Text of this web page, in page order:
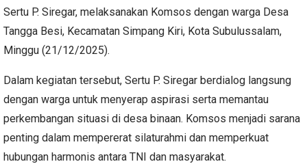
Sertu P. Siregar, melaksanakan Komsos dengan warga Desa
Tangga Besi, Kecamatan Simpang Kiri, Kota Subulussalam,
Minggu (21/12/2025).
Dalam kegiatan tersebut, Sertu P. Siregar berdialog langsung
dengan warga untuk menyerap aspirasi serta memantau
perkembangan situasi di desa binaan. Komsos menjadi sarana
penting dalam mempererat silaturahmi dan memperkuat
hubungan harmonis antara TNI dan masyarakat.